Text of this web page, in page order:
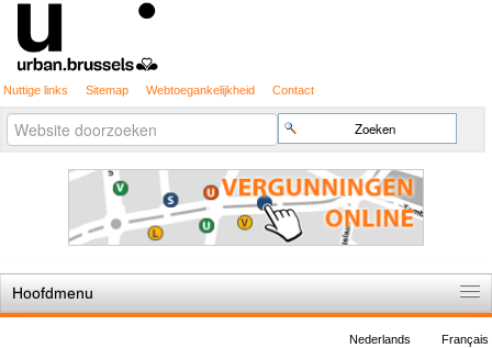
Nuttige links Sitemap Webtoegankelijkheid Contact
Zoek
Geavanceerd
zoeken...
Hoofdmenu
Français
Nederlands